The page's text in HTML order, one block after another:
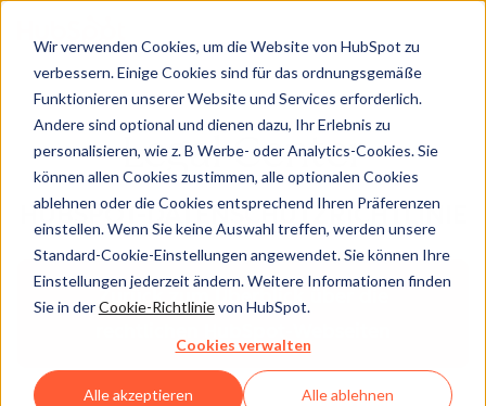
Wir verwenden Cookies, um die Website von HubSpot zu
verbessern. Einige Cookies sind für das ordnungsgemäße
Funktionieren unserer Website und Services erforderlich.
Andere sind optional und dienen dazu, Ihr Erlebnis zu
personalisieren, wie z. B Werbe- oder Analytics-Cookies. Sie
können allen Cookies zustimmen, alle optionalen Cookies
ablehnen oder die Cookies entsprechend Ihren Präferenzen
einstellen. Wenn Sie keine Auswahl treffen, werden unsere
Standard-Cookie-Einstellungen angewendet. Sie können Ihre
Einstellungen jederzeit ändern. Weitere Informationen finden
Sie in derCookie-Richtlinievon HubSpot.
Cookies verwalten
Alle akzeptieren Alle ablehnen
Legal Center
HUBSPOT-DATENSCHUTZRICHTLINIE
Zurück zum Überblick über die